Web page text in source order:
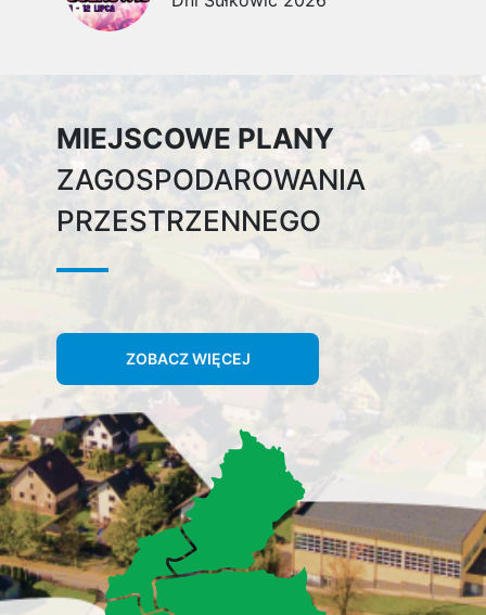
MIEJSCOWE PLANY
ZAGOSPODAROWANIA
PRZESTRZENNEGO
ZOBACZ WIĘCEJ